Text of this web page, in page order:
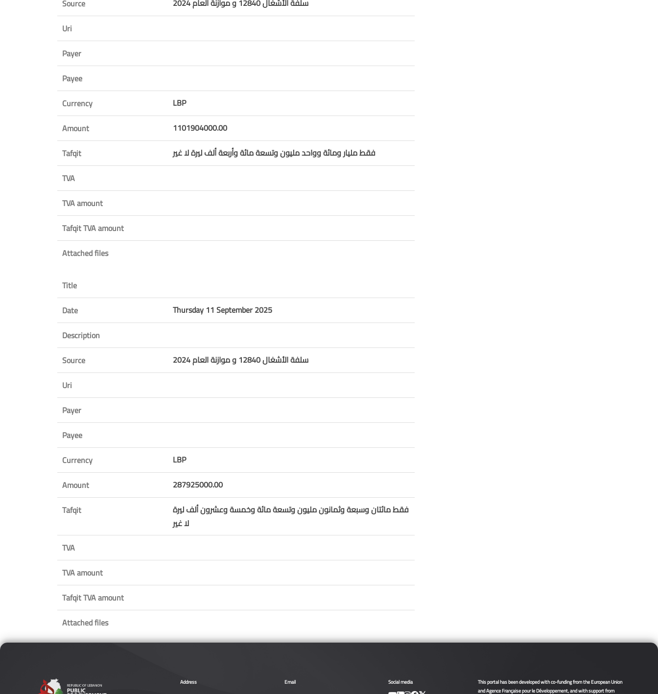
Source
Uri
Payer
Payee
Currency
LBP
Amount
1101904000.00
Tafqit
فقط مليار ومائة وواحد مليون وتسعة مائة وأربعة ألف ليرة لا غير
TVA
TVA amount
Tafqit TVA amount
Attached files
Title
Date
Thursday 11 September 2025
Description
Source
سلفة الأشغال 12840 و موازنة العام 2024
Uri
Payer
Payee
Currency
LBP
Amount
287925000.00
Tafqit
فقط مائتان وسبعة وثمانون مليون وتسعة مائة وخمسة وعشرون ألف ليرة
لا غير
TVA
TVA amount
Tafqit TVA amount
Attached files
Address Email Social media
This portal has been developed with co-funding from the European Union
and Agence Française pour le Développement, and with support from